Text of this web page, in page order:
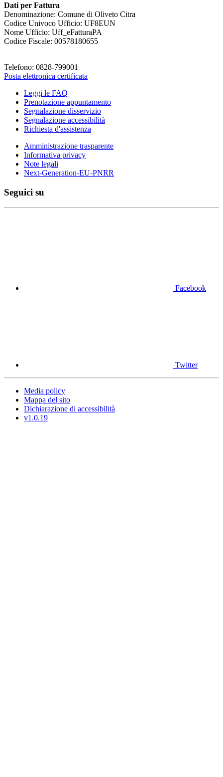
Dati per Fattura
Denominazione: Comune di Oliveto Citra
Codice Univoco Ufficio: UF8EUN
Nome Ufficio: Uff_eFatturaPA
Codice Fiscale: 00578180655
Telefono: 0828-799001
Posta elettronica certificata
Leggi le FAQ
Prenotazione appuntamento
Segnalazione disservizio
Segnalazione accessibilità
Richiesta d'assistenza
Amministrazione trasparente
Informativa privacy
Note legali
Next-Generation-EU-PNRR
Seguici su
Facebook
Twitter
Media policy
Mappa del sito
Dichiarazione di accessibilità
v1.0.19